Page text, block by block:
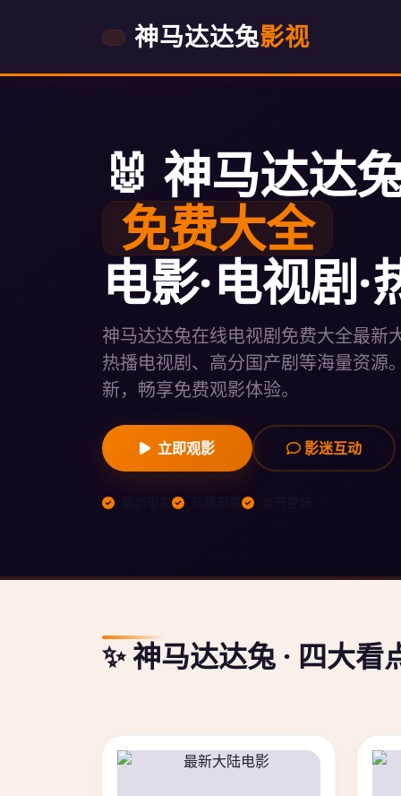
神马达达兔影视
🐰 神马达达
免费大全
电影·电视剧·
神马达达兔在线电视剧免费大全最新
热播电视剧、高分国产剧等海量资源
新，畅享免费观影体验。
立即观影 影迷互动
✨ 神马达达兔 · 四大看